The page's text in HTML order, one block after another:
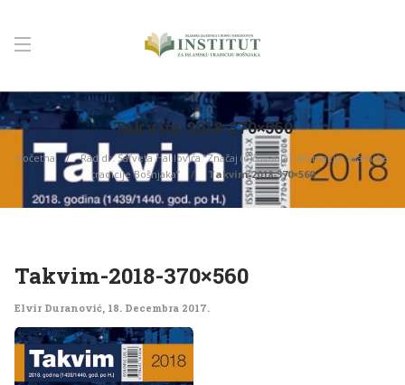
Takvim-2018-370×560
Početna
Rad dr. Safveta Halilovića “Značaj (o)čuvanja i afirmacije islamske
tradicije Bošnjaka”
Takvim-2018-370×560
Takvim-2018-370×560
Elvir Duranović, 18. Decembra 2017.